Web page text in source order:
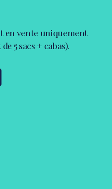
en vente uniquement
5 sacs + cabas).